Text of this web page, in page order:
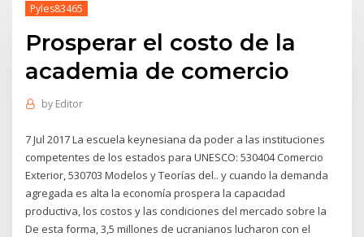
Pyles83465
Prosperar el costo de la
academia de comercio
by Editor
7 Jul 2017 La escuela keynesiana da poder a las instituciones
competentes de los estados para UNESCO: 530404 Comercio
Exterior, 530703 Modelos y Teorías del.. y cuando la demanda
agregada es alta la economía prospera la capacidad
productiva, los costos y las condiciones del mercado sobre la
De esta forma, 3,5 millones de ucranianos lucharon con el